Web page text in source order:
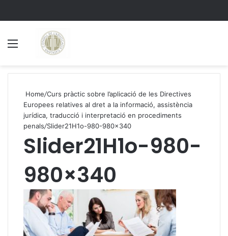
Home/Curs pràctic sobre l’aplicació de les Directives
Europees relatives al dret a la informació, assistència
jurídica, traducció i interpretació en procediments
penals/Slider21H1o-980-980×340
Slider21H1o-980-
980×340